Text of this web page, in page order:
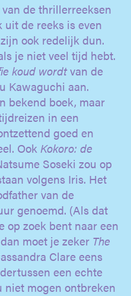
de thrillerreeksen
uit de reeks is even
ook redelijk dun.
je niet veel tijd hebt.
koud wordtvan de
Kawaguchi aan.
bekend boek, maar
in een
goed en
OokKokoro: de
Soseki zou op
volgens Iris. Het
van de
genoemd. (Als dat
zoek bent naar een
moet je zeker The
Clare eens
een echte
niet mogen ontbreken